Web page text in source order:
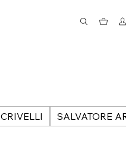
CRIVELLI SALVATORE